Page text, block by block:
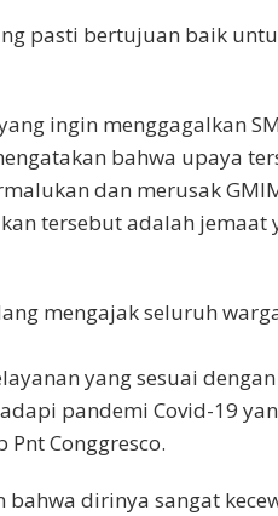
pasti bertujuan baik
ingin menggagalkan
bahwa upaya
dan merusak
tersebut adalah jemaat
mengajak seluruh
yang sesuai dengan
pandemi Covid-19
Conggresco.
dirinya sangat